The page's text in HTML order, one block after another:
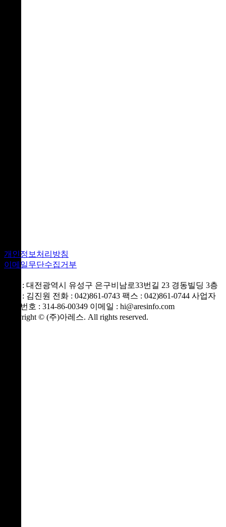
개인정보처리방침
이메일무단수집거부
주소 : 대전광역시 유성구 은구비남로33번길 23 경동빌딩 3층
대표 : 김진원 전화 : 042)861-0743 팩스 : 042)861-0744 사업자
등록번호 : 314-86-00349 이메일 : hi@aresinfo.com
Copyright © (주)아레스. All rights reserved.